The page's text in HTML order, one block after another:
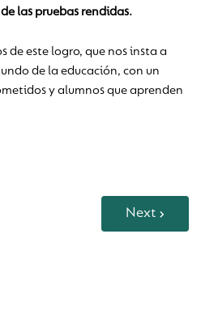
las pruebas rendidas.
de este logro, que nos insta a
de la educación, con un
y alumnos que aprenden
Next